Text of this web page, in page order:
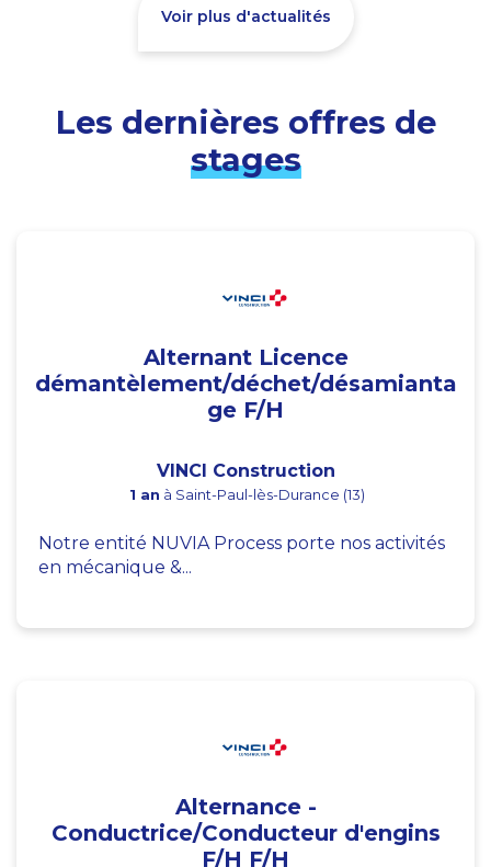
Voir plus d'actualités
Les dernières offres de
stages
Alternant Licence
démantèlement/déchet/désamianta
ge F/H
VINCI Construction
1 an à Saint-Paul-lès-Durance (13)
Notre entité NUVIA Process porte nos activités
en mécanique &...
Alternance -
Conductrice/Conducteur d'engins
F/H F/H